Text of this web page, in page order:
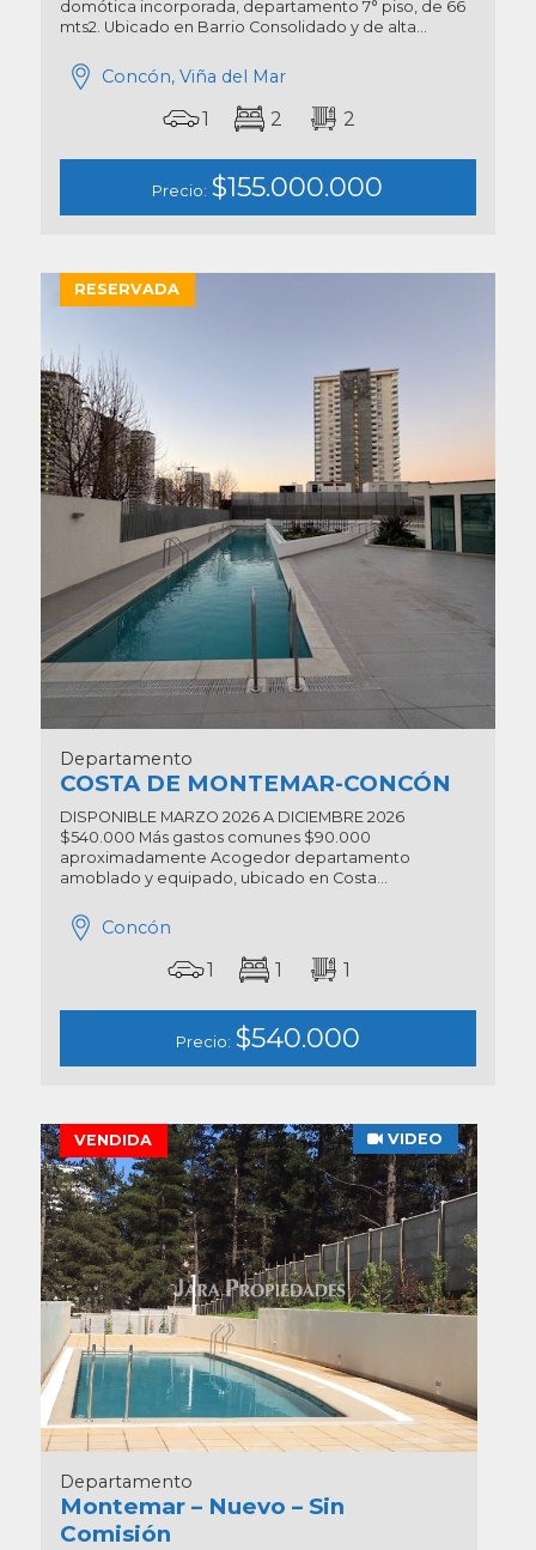
domótica incorporada, departamento 7° piso, de 66
mts2. Ubicado en Barrio Consolidado y de alta...
Concón, Viña del Mar
1 2 2
Precio: $155.000.000
RESERVADA
Departamento
COSTA DE MONTEMAR-CONCÓN
DISPONIBLE MARZO 2026 A DICIEMBRE 2026
$540.000 Más gastos comunes $90.000
aproximadamente Acogedor departamento
amoblado y equipado, ubicado en Costa...
Concón
1 1 1
Precio: $540.000
VENDIDA VIDEO
Departamento
Montemar – Nuevo – Sin
Comisión